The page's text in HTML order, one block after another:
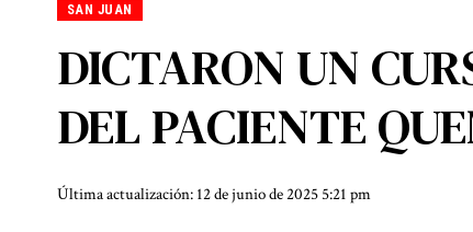
SAN JUAN
DICTARON UN
DEL PACIENTE
Última actualización: 12 de junio de 2025 5:21 pm